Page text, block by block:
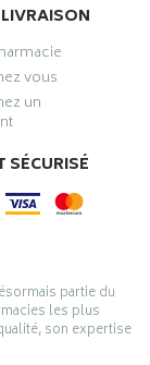
vous
un
SÉCURISÉ
partie du
les plus
son expertise